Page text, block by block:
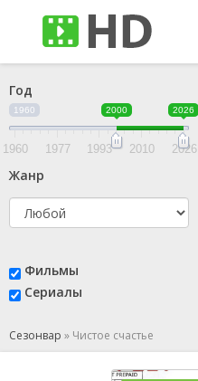
Год
1960 2000 2026
1960 1977 1993 2010 2026
Жанр
Фильмы
Сериалы
Сезонвар » Чистое счастье